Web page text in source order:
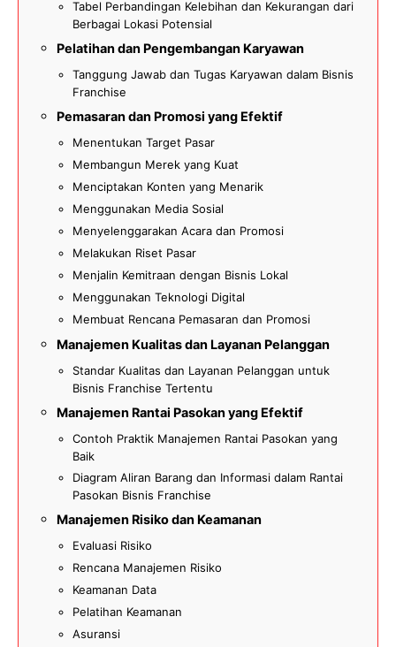
Tabel Perbandingan Kelebihan dan Kekurangan dari
Berbagai Lokasi Potensial
Pelatihan dan Pengembangan Karyawan
Tanggung Jawab dan Tugas Karyawan dalam Bisnis
Franchise
Pemasaran dan Promosi yang Efektif
Menentukan Target Pasar
Membangun Merek yang Kuat
Menciptakan Konten yang Menarik
Menggunakan Media Sosial
Menyelenggarakan Acara dan Promosi
Melakukan Riset Pasar
Menjalin Kemitraan dengan Bisnis Lokal
Menggunakan Teknologi Digital
Membuat Rencana Pemasaran dan Promosi
Manajemen Kualitas dan Layanan Pelanggan
Standar Kualitas dan Layanan Pelanggan untuk
Bisnis Franchise Tertentu
Manajemen Rantai Pasokan yang Efektif
Contoh Praktik Manajemen Rantai Pasokan yang
Baik
Diagram Aliran Barang dan Informasi dalam Rantai
Pasokan Bisnis Franchise
Manajemen Risiko dan Keamanan
Evaluasi Risiko
Rencana Manajemen Risiko
Keamanan Data
Pelatihan Keamanan
Asuransi